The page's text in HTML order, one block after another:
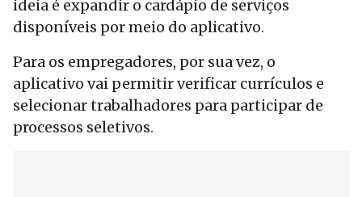
ideia é expandir o cardápio de serviços
disponíveis por meio do aplicativo.
Para os empregadores, por sua vez, o
aplicativo vai permitir verificar currículos e
selecionar trabalhadores para participar de
processos seletivos.